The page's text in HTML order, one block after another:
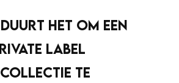
HET OM EEN
LABEL
TE